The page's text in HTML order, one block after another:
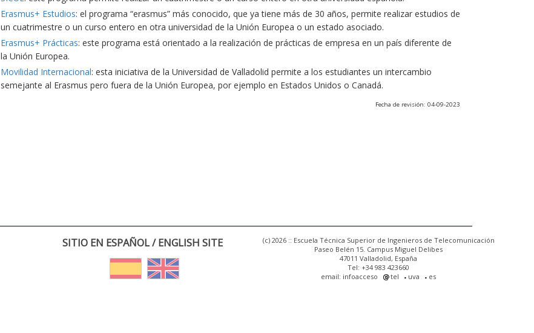
Erasmus+ Estudios: el programa “erasmus” más conocido, que ya tiene más de 30 años, permite realizar estudios de
un cuatrimestre o un curso entero en otra universidad de la Unión Europea o un estado asociado.
Erasmus+ Prácticas: este programa está orientado a la realización de prácticas de empresa en un país diferente de
la Unión Europea.
Movilidad Internacional: esta iniciativa de la Universidad de Valladolid permite a los estudiantes un intercambio
semejante al Erasmus pero fuera de la Unión Europea, por ejemplo en Estados Unidos o Canadá.
Fecha de revisión: 04-09-2023
SITIO EN ESPAÑOL / ENGLISH SITE
(c) 2026 :: Escuela Técnica Superior de Ingenieros de Telecomunicación
Paseo Belén 15. Campus Miguel Delibes
47011 Valladolid, España
Tel: +34 983 423660
email: infoacceso
tel uva es